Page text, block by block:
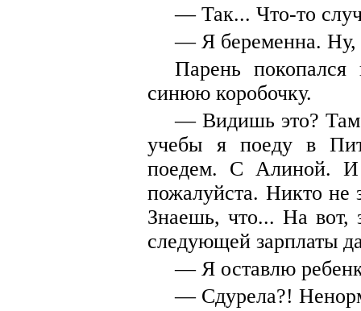
— Так... Что-то
— Я беременна. Ну,
Парень
синюю коробочку.
— Видишь это? Там
учебы я поеду в
поедем. С Алиной. И
пожалуйста. Никто не
Знаешь, что... На вот,
следующей зарплаты
— Я оставлю
— Сдурела?!